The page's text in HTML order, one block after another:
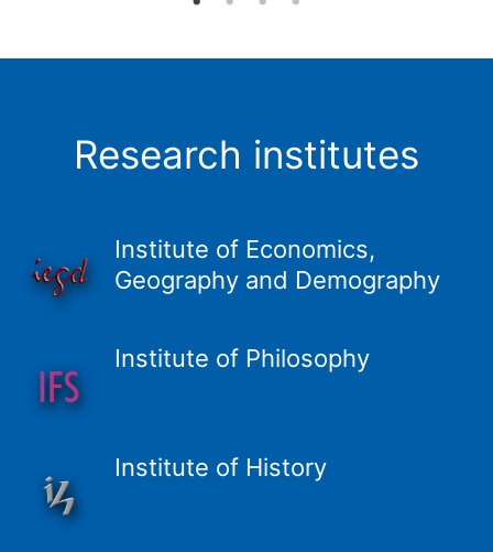
Research institutes
Institute of Economics,
Geography and Demography
Institute of Philosophy
Institute of History